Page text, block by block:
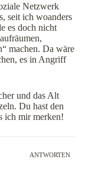
Netzwerk
seit ich woanders
es doch nicht
machen. Da wäre
es in Angriff
und das Alt
Du hast den
ich mir merken!
ANTWORTEN